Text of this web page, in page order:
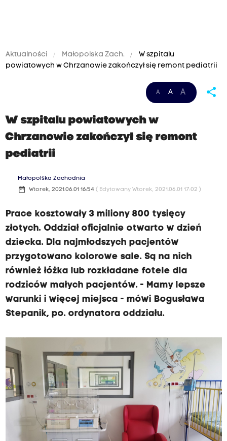
Aktualności Małopolska Zach.
W szpitalu
powiatowych w Chrzanowie zakończył się remont pediatrii
A A A share
W szpitalu powiatowych w
Chrzanowie zakończył się remont
pediatrii
Małopolska Zachodnia
date_range Wtorek, 2021.06.01 16:54 ( Edytowany Wtorek, 2021.06.01 17:02 )
Prace kosztowały 3 miliony 800 tysięcy
złotych. Oddział oficjalnie otwarto w dzień
dziecka. Dla najmłodszych pacjentów
przygotowano kolorowe sale. Są na nich
również łóżka lub rozkładane fotele dla
rodziców małych pacjentów. - Mamy lepsze
warunki i więcej miejsca - mówi Bogusława
Stepanik, po. ordynatora oddziału.